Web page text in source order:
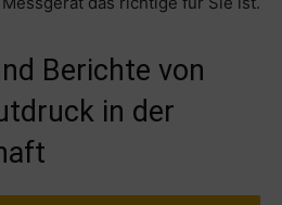
Berichte von
in der